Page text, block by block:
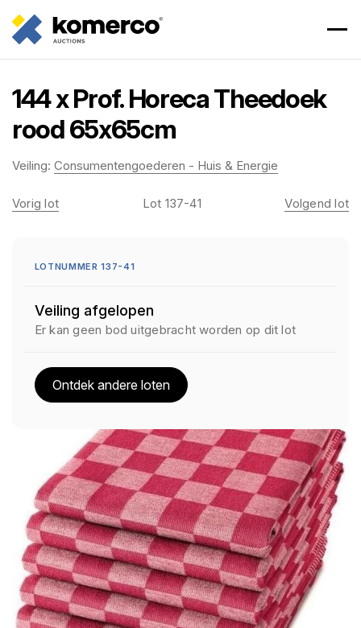
144 x Prof. Horeca Theedoek
rood 65x65cm
Veiling: Consumentengoederen - Huis & Energie
Vorig lot Lot 137-41 Volgend lot
LOTNUMMER 137-41
Veiling afgelopen
Er kan geen bod uitgebracht worden op dit lot
Ontdek andere loten